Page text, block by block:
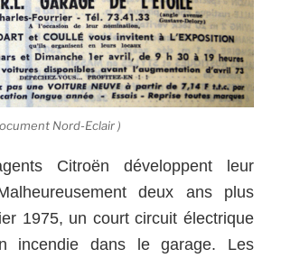
Nord-Eclair )
Citroën développent leur
deux ans plus
1975, un court circuit électrique
incendie dans le garage. Les